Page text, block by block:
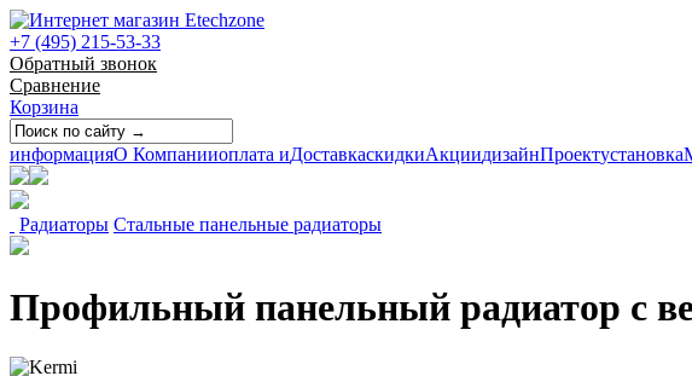
+7 (495) 215-53-33
Обратный звонок
Сравнение
Корзина
информацияО Компанииоплата иДоставкаскидкиАкциидизайнПроектустановка
Радиаторы Стальные панельные радиаторы
Профильный панельный радиатор с